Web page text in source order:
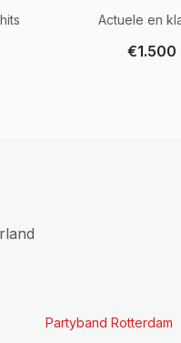
Actuele en
Partyband Rotterdam